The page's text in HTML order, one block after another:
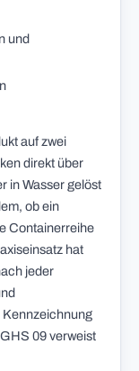
und
auf zwei
direkt über
in Wasser gelöst
ob ein
Containerreihe
hat
jeder
09 verweist